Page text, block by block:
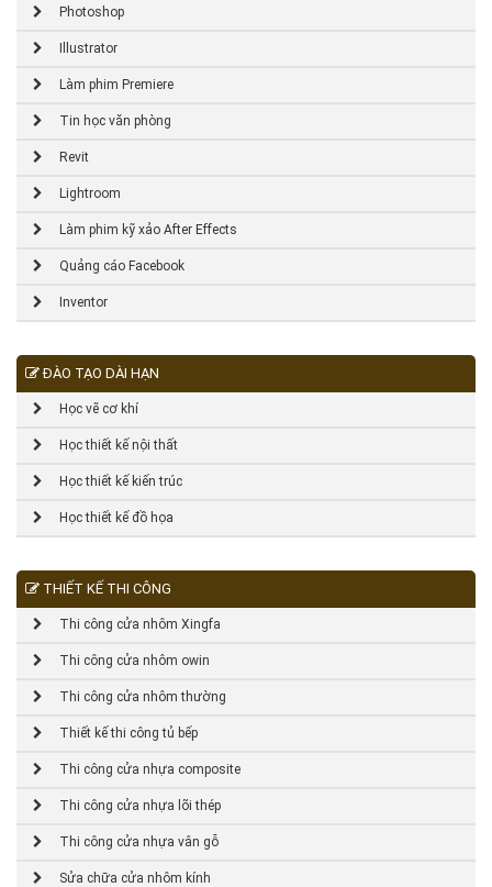
Photoshop
Illustrator
Làm phim Premiere
Tin học văn phòng
Revit
Lightroom
Làm phim kỹ xảo After Effects
Quảng cáo Facebook
Inventor
ĐÀO TẠO DÀI HẠN
Học vẽ cơ khí
Học thiết kế nội thất
Học thiết kế kiến trúc
Học thiết kế đồ họa
THIẾT KẾ THI CÔNG
Thi công cửa nhôm Xingfa
Thi công cửa nhôm owin
Thi công cửa nhôm thường
Thiết kế thi công tủ bếp
Thi công cửa nhựa composite
Thi công cửa nhựa lõi thép
Thi công cửa nhựa vân gỗ
Sửa chữa cửa nhôm kính